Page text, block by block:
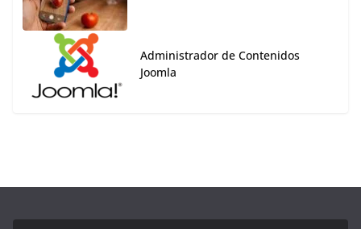
Administrador de Contenidos
Joomla